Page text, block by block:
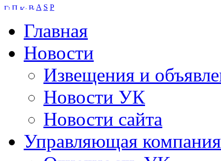
A S P
Главная
Новости
Извещения и
Новости УК
Новости сайта
Управляющая компания